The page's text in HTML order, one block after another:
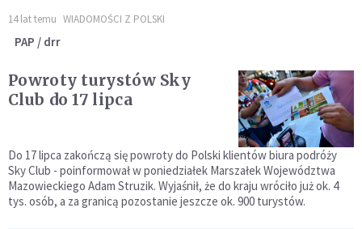
14 lat temu WIADOMOŚCI Z POLSKI
PAP / drr
Powroty turystów Sky
Club do 17 lipca
Do 17 lipca zakończą się powroty do Polski klientów biura podróży
Sky Club - poinformował w poniedziałek Marszałek Województwa
Mazowieckiego Adam Struzik. Wyjaśnił, że do kraju wróciło już ok. 4
tys. osób, a za granicą pozostanie jeszcze ok. 900 turystów.